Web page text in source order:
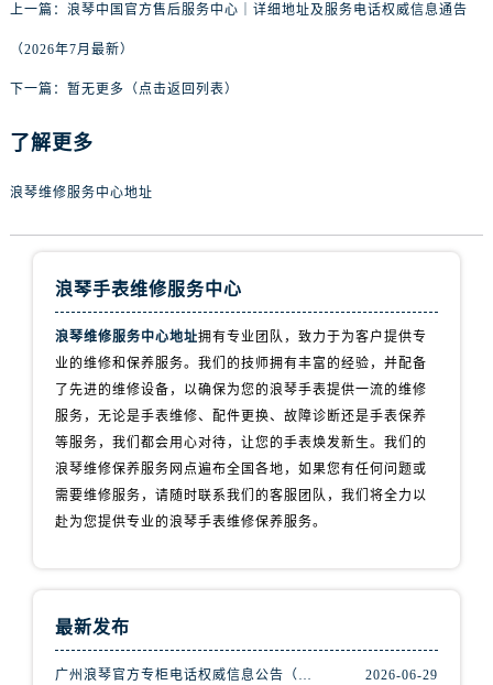
广东省河源市源城区越王大道浪琴售后服务中心（需提前预约）
广东省汕尾市城区香洲街道园林社区翠园街浪琴售后服务中心（需提前预约）
广东省深圳市罗湖区深南东路5001号华润大厦17层1701室浪琴售后服务中心（需提前预约）
广西壮族自治区贵港市港北区港城街道布山大道与仙衣路交叉口浪琴售后服务中心（需提前预约）
上一篇： 浪琴中国官方售后服务中心｜详细地址及服务电话权威信息通告
（2026年7月最新）
下一篇： 暂无更多（点击返回列表）
了解更多
浪琴维修服务中心地址
浪琴手表维修服务中心
浪琴维修服务中心地址拥有专业团队，致力于为客户提供专
业的维修和保养服务。我们的技师拥有丰富的经验，并配备
了先进的维修设备，以确保为您的浪琴手表提供一流的维修
服务，无论是手表维修、配件更换、故障诊断还是手表保养
等服务，我们都会用心对待，让您的手表焕发新生。我们的
浪琴维修保养服务网点遍布全国各地，如果您有任何问题或
需要维修服务，请随时联系我们的客服团队，我们将全力以
赴为您提供专业的浪琴手表维修保养服务。
最新发布
广州浪琴官方专柜电话权威信息公告（2026年7月最新） 2026-06-29